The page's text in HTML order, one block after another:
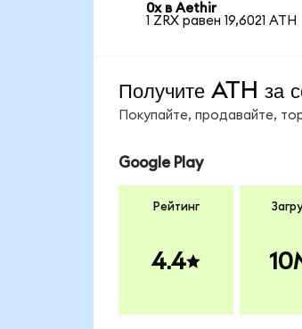
0x в Aethir
1 ZRX равен 19,6021 ATH
Получите ATH за
Покупайте, продавайте,
Google Play
Рейтинг
4.4